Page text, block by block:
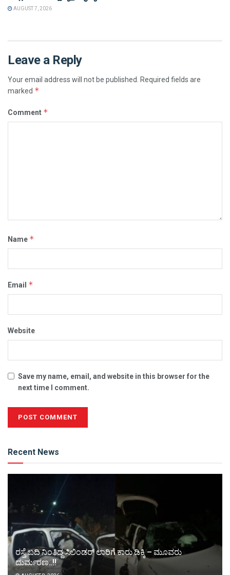
AUGUST 7, 2026
Leave a Reply
Your email address will not be published. Required fields are
marked *
Comment *
Name *
Email *
Website
Save my name, email, and website in this browser for the
next time I comment.
Recent News
ರಸ್ತೆ ಬದಿ ನಿಂತಿದ್ದ ಸಿಲಿಂಡರ್ ಲಾರಿಗೆ ಕಾರು ಡಿಕ್ಕಿ – ಮೂವರು
ದುರ್ಮರಣ..!!